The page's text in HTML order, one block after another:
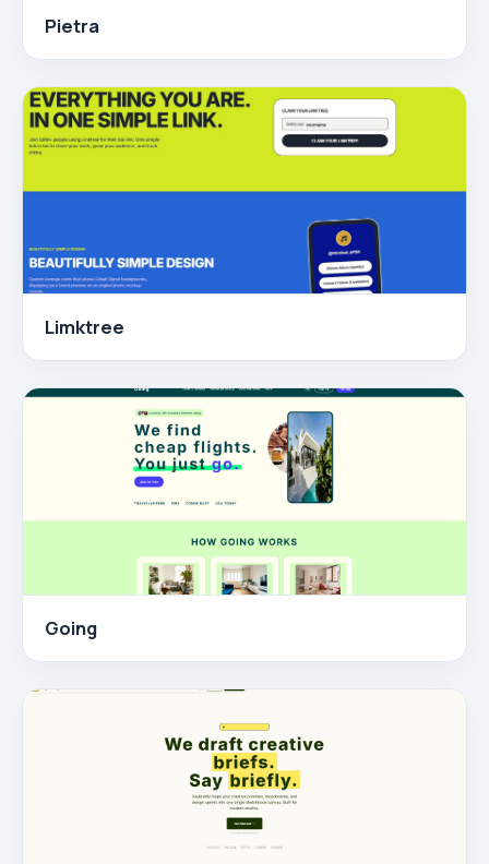
Pietra
Limktree
Going